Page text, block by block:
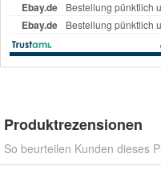
Produktrezensionen
So beurteilen Kunden dieses